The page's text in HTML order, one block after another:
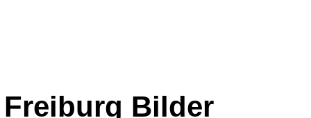
Freiburg Bilder